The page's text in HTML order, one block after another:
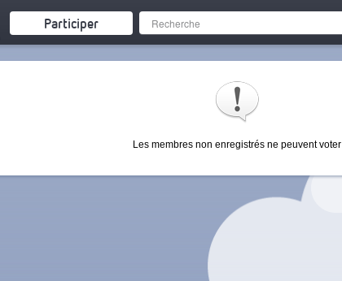
Participer
Les membres non enregistrés ne peuvent voter